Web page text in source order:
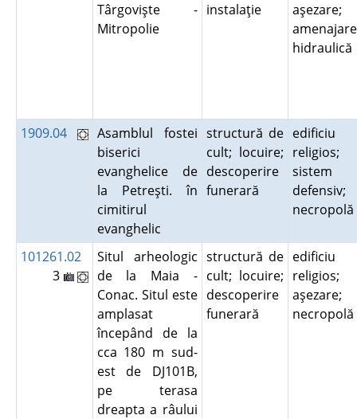
Târgovişte -
Mitropolie
instalaţie
aşezare;
amenajare
1909.04
Asamblul fostei
biserici
evanghelice de
la Petreşti. în
cimitirul
evanghelic
structură de
cult; locuire;
descoperire
funerară
edificiu
religios;
sistem
defensiv;
101261.02
3
Situl arheologic
de la Maia -
Conac. Situl este
amplasat
începând de la
cca 180 m sud-
est de DJ101B,
pe terasa
dreapta a râului
structură de
cult; locuire;
descoperire
funerară
edificiu
religios;
aşezare;